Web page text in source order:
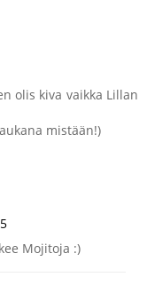
olis kiva vaikka Lillan
mistään!)
Mojitoja :)